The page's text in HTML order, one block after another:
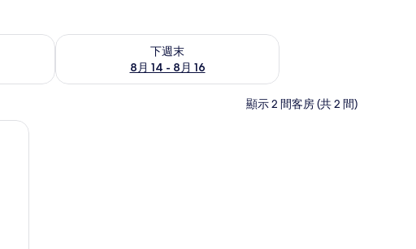
應情況
下週末
8月 14 - 8月 16
查看下週末 (8月 14 - 8月 16) 的供應情況
顯示 2 間客房 (共 2 間)
費無線上網